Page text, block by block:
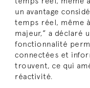
un avantage
temps réel, même
majeur,” a déclaré
fonctionnalité
connectées et
trouvent, ce qui
réactivité.